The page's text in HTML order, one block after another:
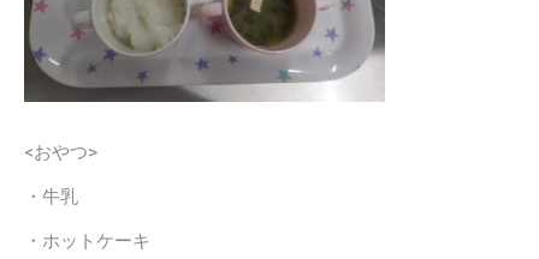
<おやつ>
・牛乳
・ホットケーキ